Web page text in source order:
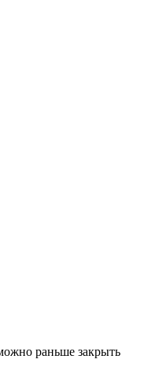
раньше закрыть